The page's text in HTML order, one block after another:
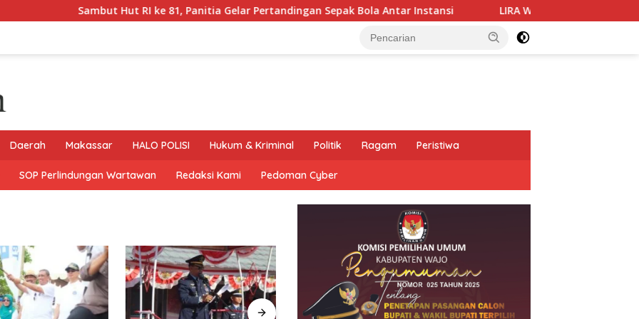
Sambut Hut RI ke 81, Panitia Gelar Pertandingan Sepak Bola Antar Instansi LIRA Wajo Desak Polres Tindaklanjuti
Daerah Makassar HALO POLISI Hukum & Kriminal Politik Ragam Peristiwa
SOP Perlindungan Wartawan Redaksi Kami Pedoman Cyber